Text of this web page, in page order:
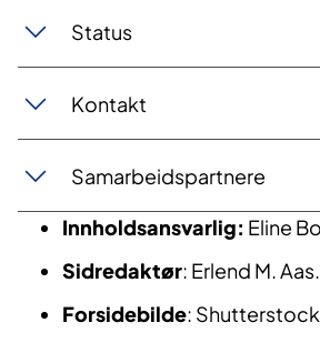
Status
Kontakt
Samarbeidspartnere
Innholdsansvarlig: Eline
Sidredaktør: Erlend M. Aas.
Forsidebilde: